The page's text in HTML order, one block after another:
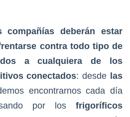
compañías deberán estar
contra todo tipo de
a cualquiera de los
conectados: desde las
encontrarnos cada día
por los frigoríficos